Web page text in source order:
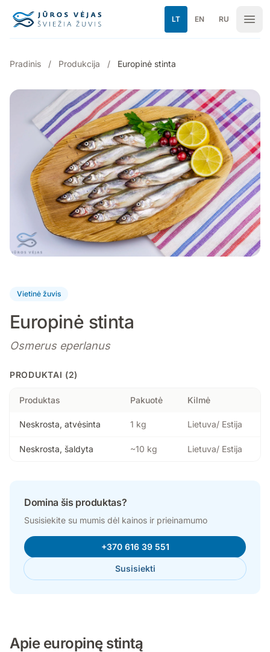
LT EN RU
Pradinis / Produkcija / Europinė stinta
Vietinė žuvis
Europinė stinta
Osmerus eperlanus
PRODUKTAI (2)
Produktas Pakuotė Kilmė
Neskrosta, atvėsinta 1 kg Lietuva/ Estija
Neskrosta, šaldyta ~10 kg Lietuva/ Estija
Domina šis produktas?
Susisiekite su mumis dėl kainos ir prieinamumo
+370 616 39 551
Susisiekti
Apie europinę stintą